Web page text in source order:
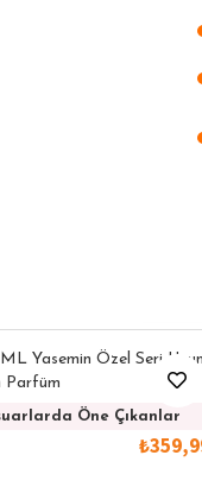
Yasemin Özel Seri Uzun
Parfüm
Öne Çıkanlar